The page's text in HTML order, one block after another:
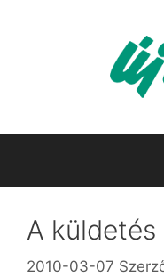
A
2010-03-07